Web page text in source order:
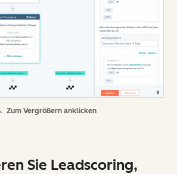
Zum Vergrößern anklicken
Sie Leadscoring,